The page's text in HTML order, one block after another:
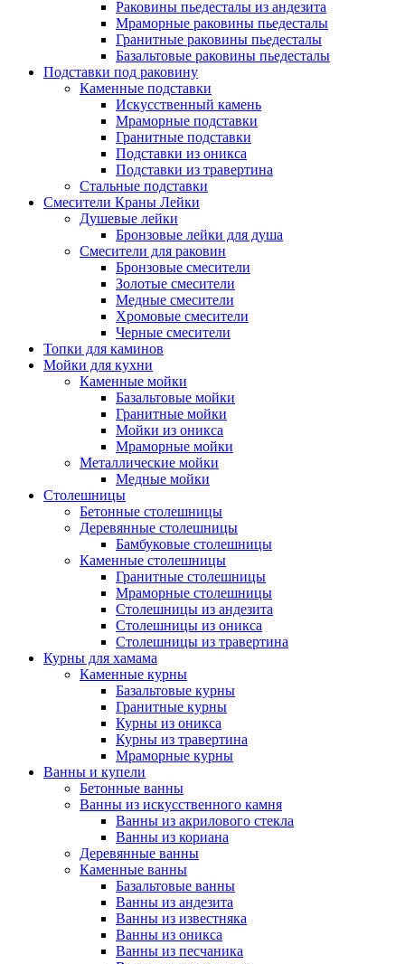
Раковины пьедесталы из андезита
Мраморные раковины пьедесталы
Гранитные раковины пьедесталы
Базальтовые раковины пьедесталы
Подставки под раковину
Каменные подставки
Искусственный камень
Мраморные подставки
Гранитные подставки
Подставки из оникса
Подставки из травертина
Стальные подставки
Смесители Краны Лейки
Душевые лейки
Бронзовые лейки для душа
Смесители для раковин
Бронзовые смесители
Золотые смесители
Медные смесители
Хромовые смесители
Черные смесители
Топки для каминов
Мойки для кухни
Каменные мойки
Базальтовые мойки
Гранитные мойки
Мойки из оникса
Мраморные мойки
Металлические мойки
Медные мойки
Столешницы
Бетонные столешницы
Деревянные столешницы
Бамбуковые столешницы
Каменные столешницы
Гранитные столешницы
Мраморные столешницы
Столешницы из андезита
Столешницы из оникса
Столешницы из травертина
Курны для хамама
Каменные курны
Базальтовые курны
Гранитные курны
Курны из оникса
Курны из травертина
Мраморные курны
Ванны и купели
Бетонные ванны
Ванны из искусственного камня
Ванны из акрилового стекла
Ванны из кориана
Деревянные ванны
Каменные ванны
Базальтовые ванны
Ванны из андезита
Ванны из известняка
Ванны из оникса
Ванны из песчаника